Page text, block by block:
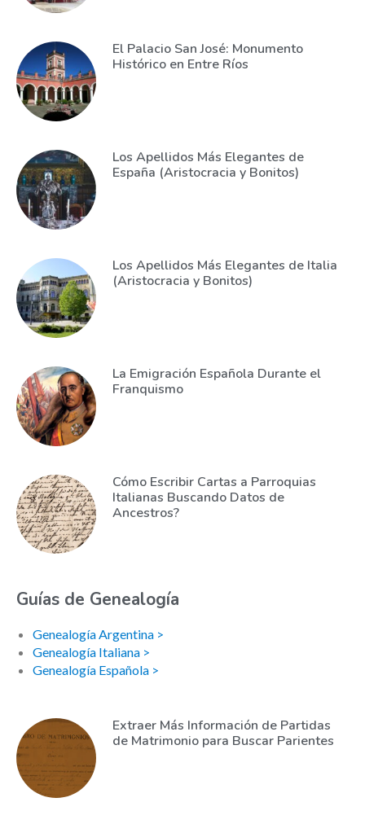
El Palacio San José: Monumento
Histórico en Entre Ríos
Los Apellidos Más Elegantes de
España (Aristocracia y Bonitos)
Los Apellidos Más Elegantes de Italia
(Aristocracia y Bonitos)
La Emigración Española Durante el
Franquismo
Cómo Escribir Cartas a Parroquias
Italianas Buscando Datos de
Ancestros?
Guías de Genealogía
Genealogía Argentina >
Genealogía Italiana >
Genealogía Española >
Extraer Más Información de Partidas
de Matrimonio para Buscar Parientes